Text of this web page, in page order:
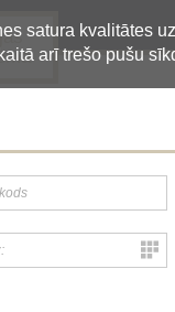
satura kvalitātes
arī trešo pušu